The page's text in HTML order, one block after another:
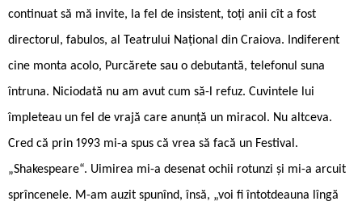
continuat să mă invite, la fel de insistent, toți anii cît a fost
directorul, fabulos, al Teatrului Național din Craiova. Indiferent
cine monta acolo, Purcărete sau o debutantă, telefonul suna
întruna. Niciodată nu am avut cum să-l refuz. Cuvintele lui
împleteau un fel de vrajă care anunță un miracol. Nu altceva.
Cred că prin 1993 mi-a spus că vrea să facă un Festival.
„Shakespeare“. Uimirea mi-a desenat ochii rotunzi și mi-a arcuit
sprîncenele. M-am auzit spunînd, însă, „voi fi întotdeauna lîngă